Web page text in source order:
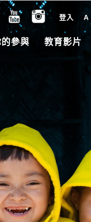
登入 A
參與 教育影片